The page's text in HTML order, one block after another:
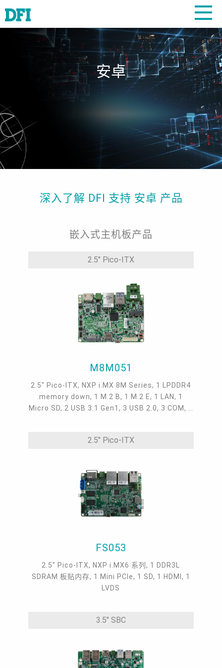
安卓
深入了解 DFI 支持 安卓 产品
嵌入式主机板产品
2.5" Pico-ITX
M8M051
2.5" Pico-ITX, NXP i.MX 8M Series, 1 LPDDR4
memory down, 1 M.2 B, 1 M.2 E, 1 LAN, 1
Micro SD, 2 USB 3.1 Gen1, 3 USB 2.0, 3 COM, 1
2.5" Pico-ITX
FS053
2.5" Pico-ITX, NXP i.MX6 系列, 1 DDR3L
SDRAM 板贴内存, 1 Mini PCIe, 1 SD, 1 HDMI, 1
LVDS
3.5" SBC